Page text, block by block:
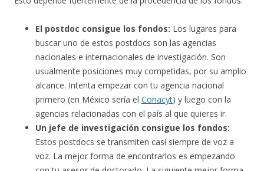
El postdoc consigue los fondos: Los lugares para
buscar uno de estos postdocs son las agencias
nacionales e internacionales de investigación. Son
usualmente posiciones muy competidas, por su amplio
alcance. Intenta empezar con tu agencia nacional
primero (en México sería el Conacyt) y luego con la
agencias relacionadas con el país al que quieres ir.
Un jefe de investigación consigue los fondos:
Estos postdocs se transmiten casi siempre de voz a
voz. La mejor forma de encontrarlos es empezando